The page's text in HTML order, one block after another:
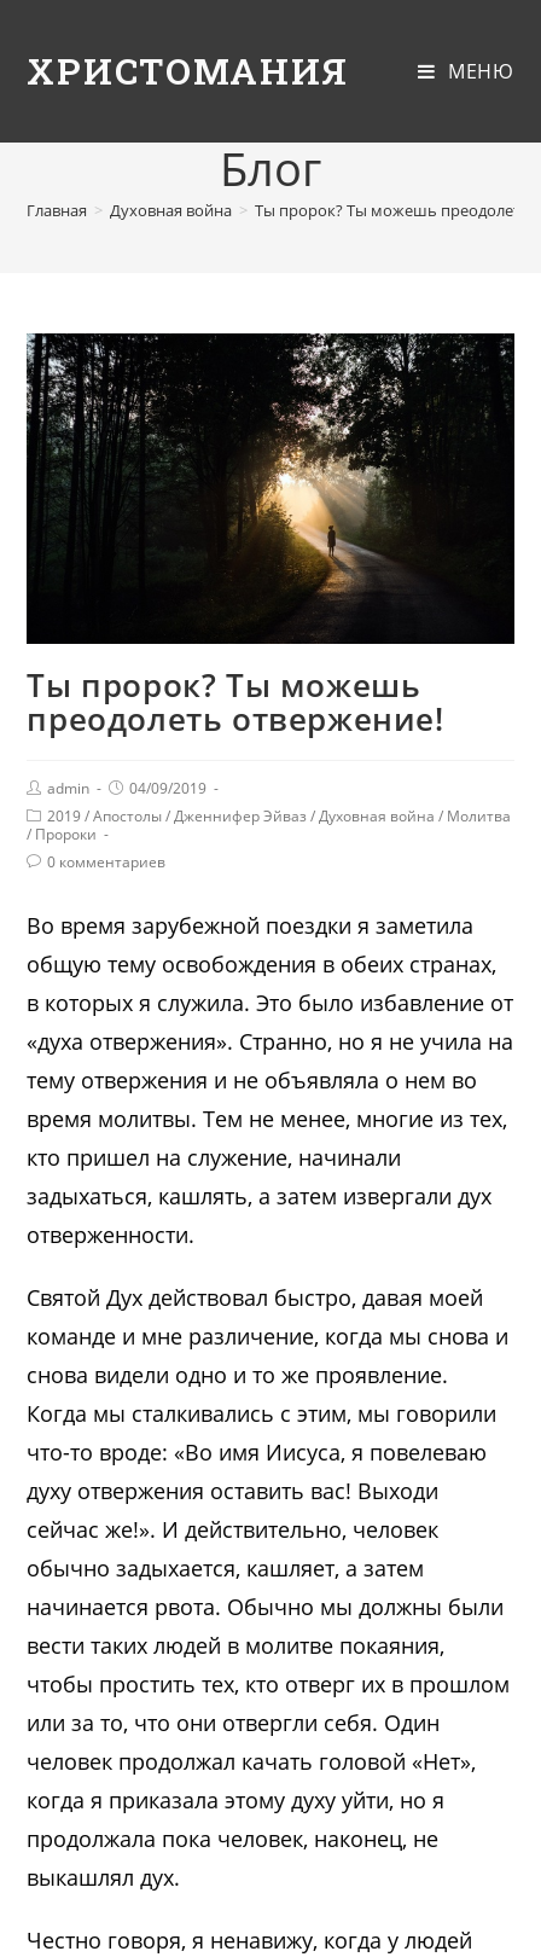
ХРИСТОМАНИЯ МЕНЮ
Блог
Главная > Духовная война > Ты пророк? Ты можешь преодолеть
Ты пророк? Ты можешь
преодолеть отвержение!
admin
04/09/2019
2019 / Апостолы / Дженнифер Эйваз / Духовная война / Молитва
/ Пророки
0 комментариев
Во время зарубежной поездки я заметила
общую тему освобождения в обеих странах,
в которых я служила. Это было избавление от
«духа отвержения». Странно, но я не учила на
тему отвержения и не объявляла о нем во
время молитвы. Тем не менее, многие из тех,
кто пришел на служение, начинали
задыхаться, кашлять, а затем извергали дух
отверженности.
Святой Дух действовал быстро, давая моей
команде и мне различение, когда мы снова и
снова видели одно и то же проявление.
Когда мы сталкивались с этим, мы говорили
что-то вроде: «Во имя Иисуса, я повелеваю
духу отвержения оставить вас! Выходи
сейчас же!». И действительно, человек
обычно задыхается, кашляет, а затем
начинается рвота. Обычно мы должны были
вести таких людей в молитве покаяния,
чтобы простить тех, кто отверг их в прошлом
или за то, что они отвергли себя. Один
человек продолжал качать головой «Нет»,
когда я приказала этому духу уйти, но я
продолжала пока человек, наконец, не
выкашлял дух.
Честно говоря, я ненавижу, когда у людей